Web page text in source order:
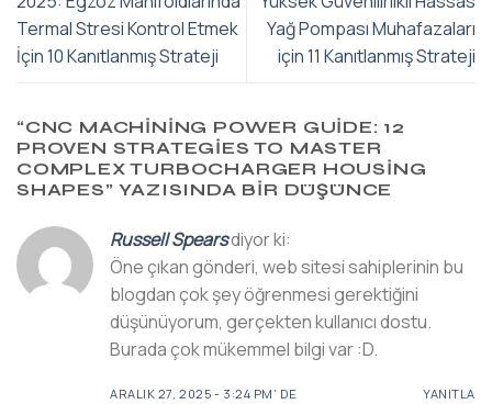
Termal Stresi Kontrol Etmek
İçin 10 Kanıtlanmış Strateji
Yağ Pompası Muhafazaları
için 11 Kanıtlanmış Strateji
“CNC MACHINING POWER GUIDE: 12
PROVEN STRATEGIES TO MASTER
COMPLEX TURBOCHARGER HOUSING
SHAPES” YAZISINDA BIR DÜŞÜNCE
Russell Spearsdiyor ki:
Öne çıkan gönderi, web sitesi sahiplerinin bu
blogdan çok şey öğrenmesi gerektiğini
düşünüyorum, gerçekten kullanıcı dostu.
Burada çok mükemmel bilgi var :D.
ARALIK 27, 2025 - 3:24 PM’ DE YANITLA